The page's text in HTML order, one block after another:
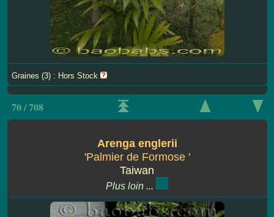
Graines (3) : Hors Stock
70 / 708
Arenga englerii
'Palmier de Formose '
Taiwan
Plus loin ...